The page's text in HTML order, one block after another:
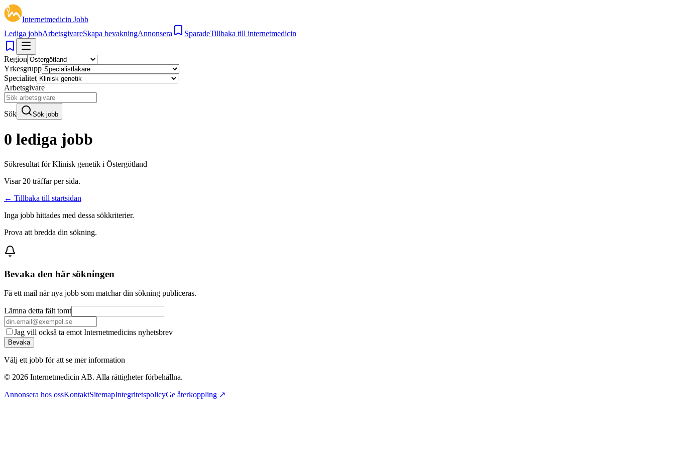
Internetmedicin Jobb
Lediga jobbArbetsgivareSkapa bevakningAnnonsera SparadeTillbaka till internetmedicin
Region
Yrkesgrupp
Specialitet
Arbetsgivare
Sök Sök jobb
0 lediga jobb
Sökresultat förKlinisk genetik i Östergötland
Visar 20 träffar per sida.
← Tillbaka till startsidan
Inga jobb hittades med dessa sökkriterier.
Prova att bredda din sökning.
Bevaka den här sökningen
Få ett mail när nya jobb som matchar din sökning publiceras.
Lämna detta fält tomt
Jag vill också ta emot Internetmedicins nyhetsbrev
Bevaka
Välj ett jobb för att se mer information
© 2026 Internetmedicin AB. Alla rättigheter förbehållna.
Annonsera hos ossKontaktSitemapIntegritetspolicyGe återkoppling ↗